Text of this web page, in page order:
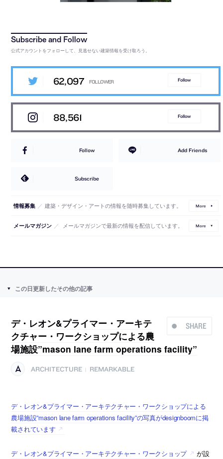
公式アカウントをフォローして、見逃せない建築情報を受け取ろう。
62,097 Follow
88,561 Follow
Follow Add Friends
Subscribe
情報募集 ／ 建築・デザイン・アートの情報を随時募集しています。 More
メールマガジン ／ メールマガジンで最新の情報を配信しています。 More
この日更新したその他の記事
SHARE
デ・レオン&プライマー・アーキテ
クチャー・ワークショップによる農
場施設”mason lane farm operations facility”
ARCHITECTURE REMARKABLE
デ・レオン&プライマー・アーキテクチャー・ワークショップによる
農場施設”mason lane farm operations facility”の写真がdesignboomに掲
載されています
デ・レオン&プライマー・アーキテクチャー・ワークショップ
が設